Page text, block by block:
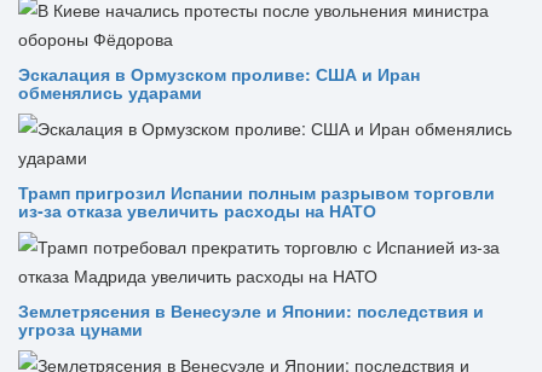
Эскалация в Ормузском проливе: США и Иран
обменялись ударами
Трамп пригрозил Испании полным разрывом торговли
из‑за отказа увеличить расходы на НАТО
Землетрясения в Венесуэле и Японии: последствия и
угроза цунами